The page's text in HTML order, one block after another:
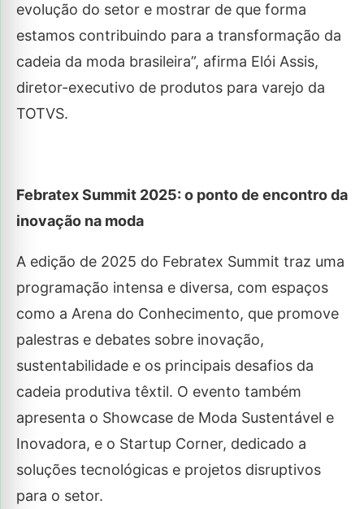
evolução do setor e mostrar de que forma
estamos contribuindo para a transformação da
cadeia da moda brasileira”, afirma Elói Assis,
diretor-executivo de produtos para varejo da
TOTVS.
Febratex Summit 2025: o ponto de encontro da
inovação na moda
A edição de 2025 do Febratex Summit traz uma
programação intensa e diversa, com espaços
como a Arena do Conhecimento, que promove
palestras e debates sobre inovação,
sustentabilidade e os principais desafios da
cadeia produtiva têxtil. O evento também
apresenta o Showcase de Moda Sustentável e
Inovadora, e o Startup Corner, dedicado a
soluções tecnológicas e projetos disruptivos
para o setor.